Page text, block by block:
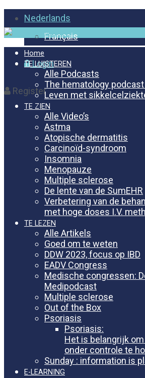
Nederlands
Français
Login
Register
Home
TE LUISTEREN
Alle Podcasts
The hematology
Leven met
TE ZIEN
Alle Video’s
Astma
Atopische dermatitis
Carcinoïd-syndroom
Insomnia
Menopauze
Multiple sclerose
De lente van de SumEHR
Verbetering van de
met hoge doses I.V.
TE LEZEN
Alle Artikels
Goed om te weten
DDW 2023, focus op IBD
EADV Congress
Medische congressen:
Medipodcast
Multiple sclerose
Out of the Box
Psoriasis
Psoriasis:
Het is belangrijk
onder controle te
Sunday : information is
E-LEARNING